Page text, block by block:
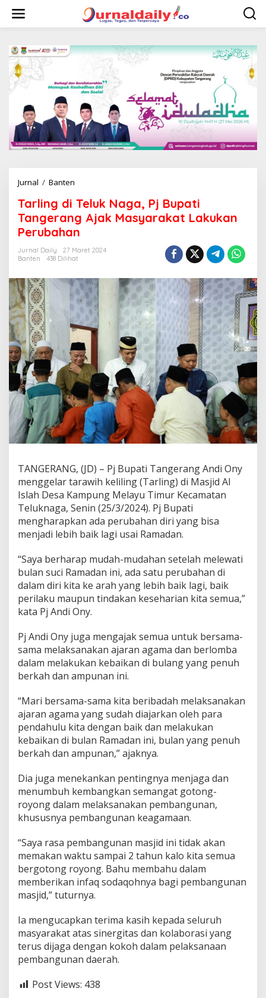
w
Jurnal / Banten
r
l
i
n
g
d
T
e
l
u
k
N
a
g
a
,
P
j
B
u
p
T
a
n
g
e
r
a
g
j
a
k
M
y
a
r
a
t
L
a
k
u
n
P
e
r
a
h
a
n
Tarling di Teluk Naga, Pj Bupati
Tangerang Ajak Masyarakat Lakukan
Perubahan
Jurnal Daily
27 Maret 2024
Banten
438 Dilihat
TANGERANG, (JD) – Pj Bupati Tangerang Andi Ony
menggelar tarawih keliling (Tarling) di Masjid Al
Islah Desa Kampung Melayu Timur Kecamatan
Teluknaga, Senin (25/3/2024). Pj Bupati
mengharapkan ada perubahan diri yang bisa
menjadi lebih baik lagi usai Ramadan.
“Saya berharap mudah-mudahan setelah melewati
bulan suci Ramadan ini, ada satu perubahan di
dalam diri kita ke arah yang lebih baik lagi, baik
perilaku maupun tindakan keseharian kita semua,”
kata Pj Andi Ony.
Pj Andi Ony juga mengajak semua untuk bersama-
sama melaksanakan ajaran agama dan berlomba
dalam melakukan kebaikan di bulang yang penuh
berkah dan ampunan ini.
“Mari bersama-sama kita beribadah melaksanakan
ajaran agama yang sudah diajarkan oleh para
pendahulu kita dengan baik dan melakukan
kebaikan di bulan Ramadan ini, bulan yang penuh
berkah dan ampunan,” ajaknya.
Dia juga menekankan pentingnya menjaga dan
menumbuh kembangkan semangat gotong-
royong dalam melaksanakan pembangunan,
khususnya pembangunan keagamaan.
“Saya rasa pembangunan masjid ini tidak akan
memakan waktu sampai 2 tahun kalo kita semua
bergotong royong. Bahu membahu dalam
memberikan infaq sodaqohnya bagi pembangunan
masjid,” tuturnya.
Ia mengucapkan terima kasih kepada seluruh
masyarakat atas sinergitas dan kolaborasi yang
terus dijaga dengan kokoh dalam pelaksanaan
pembangunan daerah.
Post Views: 438